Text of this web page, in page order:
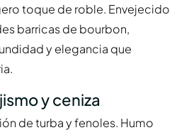
toque de roble. Envejecido
barricas de bourbon,
y elegancia que
y ceniza
de turba y fenoles. Humo